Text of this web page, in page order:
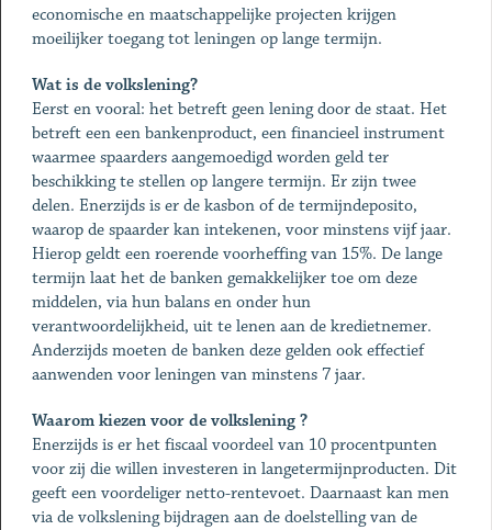
economische en maatschappelijke projecten krijgen
moeilijker toegang tot leningen op lange termijn.
Wat is de volkslening?
Eerst en vooral: het betreft geen lening door de staat. Het
betreft een een bankenproduct, een financieel instrument
waarmee spaarders aangemoedigd worden geld ter
beschikking te stellen op langere termijn. Er zijn twee
delen. Enerzijds is er de kasbon of de termijndeposito,
waarop de spaarder kan intekenen, voor minstens vijf jaar.
Hierop geldt een roerende voorheffing van 15%. De lange
termijn laat het de banken gemakkelijker toe om deze
middelen, via hun balans en onder hun
verantwoordelijkheid, uit te lenen aan de kredietnemer.
Anderzijds moeten de banken deze gelden ook effectief
aanwenden voor leningen van minstens 7 jaar.
Waarom kiezen voor de volkslening ?
Enerzijds is er het fiscaal voordeel van 10 procentpunten
voor zij die willen investeren in langetermijnproducten. Dit
geeft een voordeliger netto-rentevoet. Daarnaast kan men
via de volkslening bijdragen aan de doelstelling van de